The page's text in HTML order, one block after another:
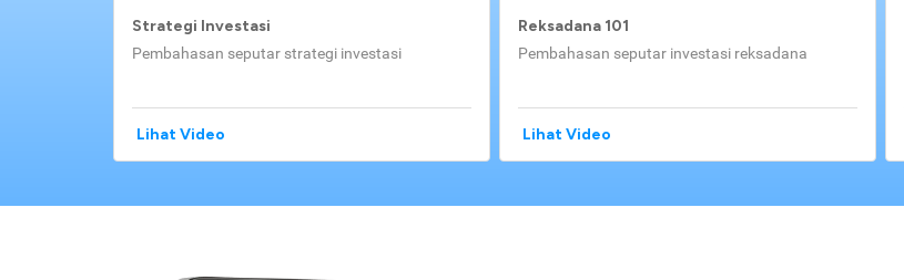
Strategi Investasi
Pembahasan seputar strategi investasi
Lihat Video
Reksadana 101
Pembahasan seputar investasi reksadana
Lihat Video